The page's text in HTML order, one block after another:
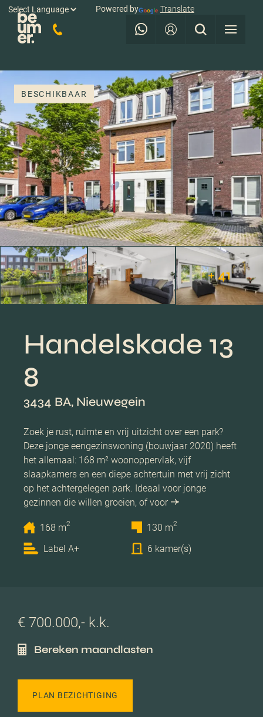
Powered by Translate
BESCHIKBAAR
+ 41
Handelskade 13
8
3434 BA, Nieuwegein
Zoek je rust, ruimte en vrij uitzicht over een park?
Deze jonge eengezinswoning (bouwjaar 2020) heeft
het allemaal: 168 m² woonoppervlak, vijf
slaapkamers en een diepe achtertuin met vrij zicht
op het achtergelegen park. Ideaal voor jonge
gezinnen die willen groeien, of voor
168 m2 130 m2
Label A+ 6 kamer(s)
€ 700.000,- k.k.
Bereken maandlasten
PLAN BEZICHTIGING